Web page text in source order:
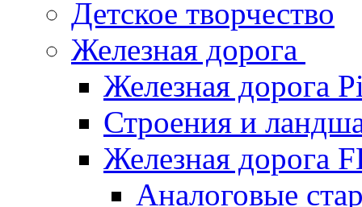
Детское творчество
Железная дорога
Железная дорога
Строения и
Железная дорога
Аналоговые